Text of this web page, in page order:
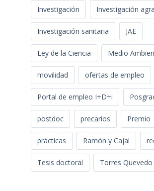
Investigación Investigación
Investigación sanitaria JAE
Ley de la Ciencia Medio
movilidad ofertas de empleo
Portal de empleo I+D+i
postdoc precarios Premio
prácticas Ramón y Cajal
Tesis doctoral Torres Quevedo